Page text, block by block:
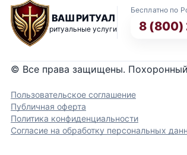
ВАШ РИТУАЛ
ритуальные услуги
Бесплатно по
8 (800)
© Все права защищены.
Пользовательское соглашение
Публичная оферта
Политика конфиденциальности
Согласие на обработку персональных